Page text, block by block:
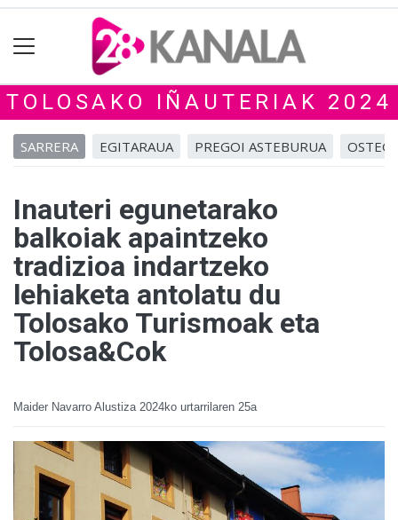
TOLOSAKO IÑAUTERIAK 2024
SARRERA EGITARAUA PREGOI ASTEBURUA
Inauteri egunetarako
balkoiak apaintzeko
tradizioa indartzeko
lehiaketa antolatu du
Tolosako Turismoak eta
Tolosa&Cok
Maider Navarro Alustiza 2024ko urtarrilaren 25a